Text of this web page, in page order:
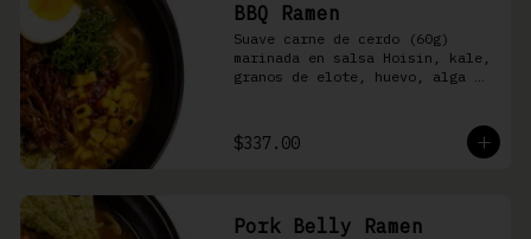
BBQ Ramen
Suave carne de cerdo (60g)
marinada en salsa Hoisin, kale,
granos de elote, huevo, alga
cerdo
$337.00
Pork Belly Ramen